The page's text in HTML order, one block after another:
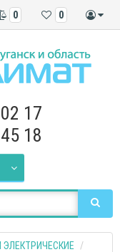
0
0
17
18
ЭЛЕКТРИЧЕСКИЕ